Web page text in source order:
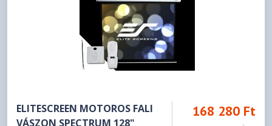
ELITESCREEN MOTOROS FALI
VÁSZON SPECTRUM 128"
168 280 Ft